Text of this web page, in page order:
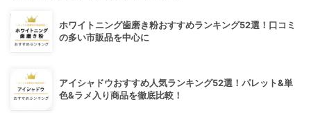
ホワイトニング歯磨き粉おすすめランキング52選！口コミ
の多い市販品を中心に
アイシャドウおすすめ人気ランキング52選！パレット&単
色&ラメ入り商品を徹底比較！